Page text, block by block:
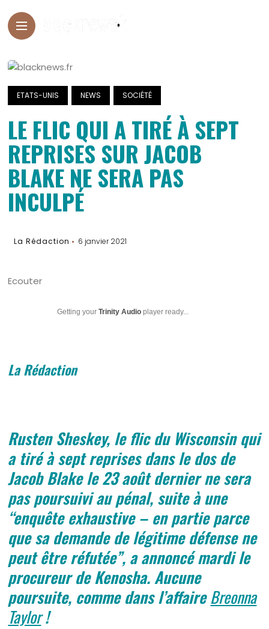
ETATS-UNIS NEWS SOCIÉTÉ
LE FLIC QUI A TIRÉ À SEPT
REPRISES SUR JACOB
BLAKE NE SERA PAS
INCULPÉ
La Rédaction 6 janvier 2021
Ecouter
Getting yourTrinity Audio player ready...
La Rédaction
Rusten Sheskey, le flic du Wisconsin qui
a tiré à sept reprises dans le dos de
Jacob Blake le 23 août dernier ne sera
pas poursuivi au pénal, suite à une
“enquête exhaustive – en partie parce
que sa demande de légitime défense ne
peut être réfutée”, a annoncé mardi le
procureur de Kenosha. Aucune
poursuite, comme dans l’affaireBreonna
Taylor!